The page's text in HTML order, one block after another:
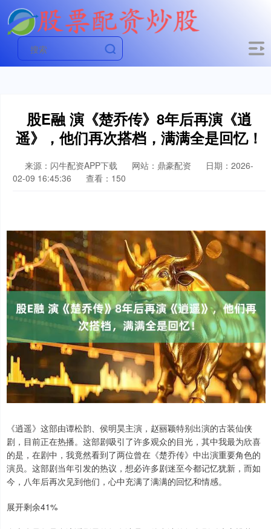
股E融 演《楚乔传》8年后再演《逍
遥》，他们再次搭档，满满全是回忆！
来源：闪牛配资APP下载 网站：鼎豪配资
日期：2026-
02-09 16:45:36
查看：150
《逍遥》这部由谭松韵、侯明昊主演，赵丽颖特别出演的古装仙侠
剧，目前正在热播。这部剧吸引了许多观众的目光，其中我最为欣喜
的是，在剧中，我竟然看到了两位曾在《楚乔传》中出演重要角色的
演员。这部剧当年引发的热议，想必许多剧迷至今都记忆犹新，而如
今，八年后再次见到他们，心中充满了满满的回忆和情感。
展开剩余41%